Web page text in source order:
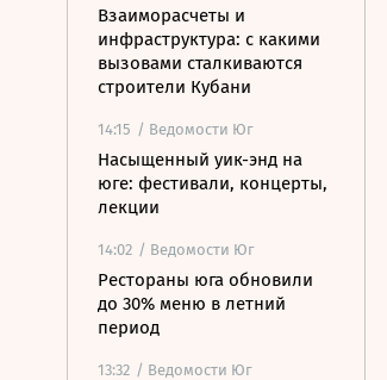
Взаиморасчеты и
инфраструктура: с какими
вызовами сталкиваются
строители Кубани
14:15 / Ведомости Юг
Насыщенный уик-энд на
юге: фестивали, концерты,
лекции
14:02 / Ведомости Юг
Рестораны юга обновили
до 30% меню в летний
период
13:32 / Ведомости Юг